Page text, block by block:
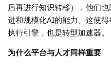
后再进行知识转移），他们
进和规模化AI的能力。这使
执行引擎，也是转型加速器。
为什么平台与人才同样重要